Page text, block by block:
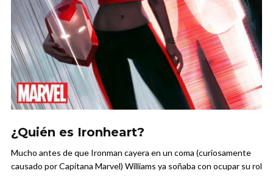
¿Quién es Ironheart?
Mucho antes de que Ironman cayera en un coma (curiosamente
causado por Capitana Marvel) Williams ya soñaba con ocupar su rol